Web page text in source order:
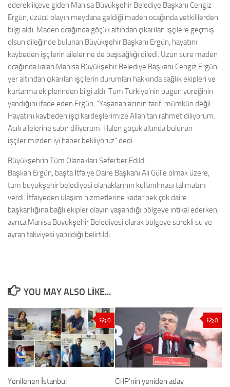
ederek ilçeye giden Manisa Büyükşehir Belediye Başkanı Cengiz
Ergün, üzücü olayın meydana geldiği maden ocağında yetkililerden
bilgi aldı. Maden ocağında göçük altından çıkarılan işçilere geçmiş
olsun dileğinde bulunan Büyükşehir Başkanı Ergün, hayatını
kaybeden işçilerin ailelerine de başsağlığı diledi. Uzun süre maden
ocağında kalan Manisa Büyükşehir Belediye Başkanı Cengiz Ergün,
yer altından çıkarılan işçilerin durumları hakkında sağlık ekipleri ve
kurtarma ekiplerinden bilgi aldı. Tüm Türkiye’nin bugün yüreğinin
yandığını ifade eden Ergün, “Yaşanan acının tarifi mümkün değil.
Hayatını kaybeden işçi kardeşlerimize Allah’tan rahmet diliyorum.
Acılı ailelerine sabır diliyorum. Halen göçük altında bulunan
işçilerimizden iyi haber bekliyoruz” dedi.
Büyükşehrin Tüm Olanakları Seferber Edildi
Başkan Ergün, başta İtfaiye Daire Başkanı Ali Gül’e olmak üzere,
tüm büyükşehir belediyesi olanaklarının kullanılması talimatını
verdi. İtfaiyeden ulaşım hizmetlerine kadar pek çok daire
başkanlığına bağlı ekipler olayın yaşandığı bölgeye intikal ederken,
ayrıca Manisa Büyükşehir Belediyesi olarak bölgeye sürekli su ve
ayran takviyesi yapıldığı belirtildi.
YOU MAY ALSO LIKE...
0
Yenilenen İstanbul
0
CHP’nin yeniden aday